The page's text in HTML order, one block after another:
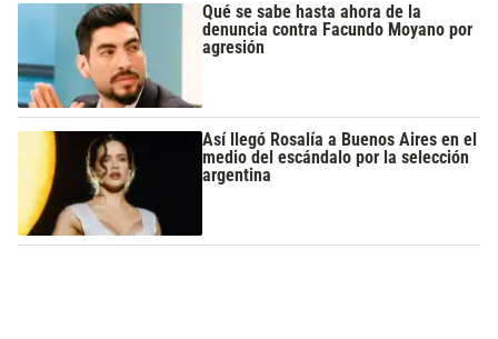
Qué se sabe hasta ahora de la
denuncia contra Facundo Moyano por
agresión
Así llegó Rosalía a Buenos Aires en el
medio del escándalo por la selección
argentina